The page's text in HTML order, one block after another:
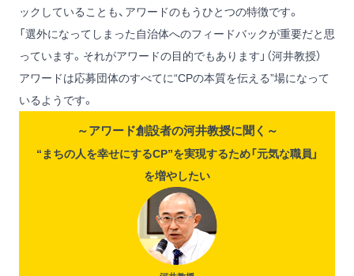
ックしていることも、アワードのもうひとつの特徴です。
「選外になってしまった自治体へのフィードバックが重要だと思
っています。それがアワードの目的でもあります」（河井教授）
アワードは応募団体のすべてに“CPの本質を伝える”場になって
いるようです。
～アワード創設者の河井教授に聞く～
“まちの人を幸せにするCP”を実現するため「元気な職員」
を増やしたい